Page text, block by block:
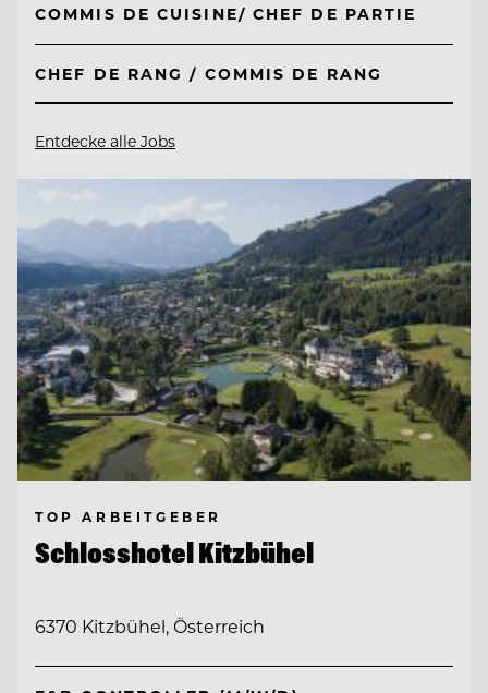
COMMIS DE CUISINE/ CHEF DE PARTIE
CHEF DE RANG / COMMIS DE RANG
Entdecke alle Jobs
TOP ARBEITGEBER
Schlosshotel Kitzbühel
6370 Kitzbühel, Österreich